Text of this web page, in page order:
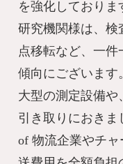
を強化しており
研究機関様は、検
点移転など、一
傾向にございます
大型の測定設備
引き取りにおきま
of 物流企業やチ